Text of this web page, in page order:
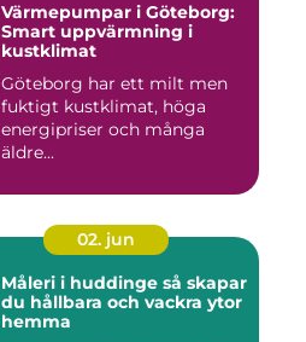
Värmepumpar i Göteborg:
Smart uppvärmning i
kustklimat
Göteborg har ett milt men
fuktigt kustklimat, höga
energipriser och många
äldre...
02. jun
Måleri i huddinge så skapar
du hållbara och vackra ytor
hemma